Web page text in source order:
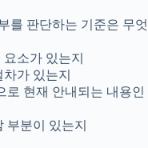
를 판단하는 기준은 무엇
소가 있는지
가 있는지
로 현재 안내되는 내용인
부분이 있는지